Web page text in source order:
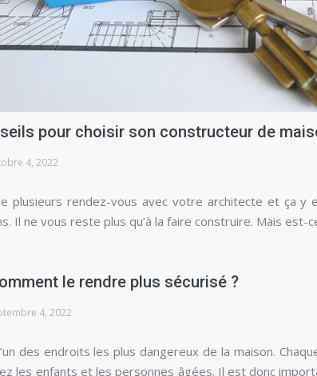
pour choisir son constructeur de
4, 2022
plusieurs rendez-vous avec votre architecte et ça
Il ne vous reste plus qu’à la faire construire. Mais est-
le rendre plus sécurisé ?
4, 2022
des endroits les plus dangereux de la maison.
les enfants et les personnes âgées. Il est donc